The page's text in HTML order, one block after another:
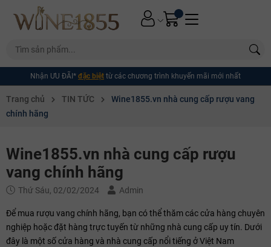
Nhận MIỄN PHÍ*giao hàngThưởng vang trọn vẹn, miễn phí giao tận nơi
Trang chủ TIN TỨC
Wine1855.vn nhà cung cấp rượu vang
chính hãng
Wine1855.vn nhà cung cấp rượu
vang chính hãng
Thứ Sáu, 02/02/2024 Admin
Để mua rượu vang chính hãng, bạn có thể thăm các cửa hàng chuyên
nghiệp hoặc đặt hàng trực tuyến từ những nhà cung cấp uy tín. Dưới
đây là một số cửa hàng và nhà cung cấp nổi tiếng ở Việt Nam